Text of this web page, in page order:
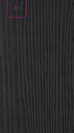
Exterieurfolies
Interieurfolies
Privacy folies
Veiligheidsfolies